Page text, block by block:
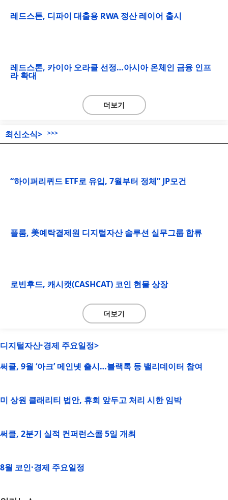
레드스톤, 디파이 대출용 RWA 정산 레이어 출시
레드스톤, 카이아 오라클 선정…아시아 온체인 금융 인프
라 확대
더보기
최신소식> >>>
“하이퍼리퀴드 ETF로 유입, 7월부터 정체” JP모건
플룸, 美예탁결제원 디지털자산 솔루션 실무그룹 합류
로빈후드, 캐시캣(CASHCAT) 코인 현물 상장
더보기
디지털자산·경제 주요일정>
써클, 9월 ‘아크’ 메인넷 출시…블랙록 등 밸리데이터 참여
미 상원 클래리티 법안, 휴회 앞두고 처리 시한 임박
써클, 2분기 실적 컨퍼런스콜 5일 개최
8월 코인·경제 주요일정